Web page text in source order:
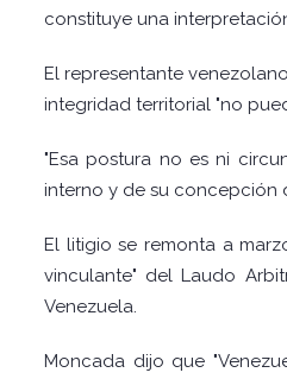
constituye una
El representante
integridad territorial "no
"Esa postura no es ni
interno y de su concepción
El litigio se remonta a
vinculante" del Laudo
Venezuela.
Moncada dijo que